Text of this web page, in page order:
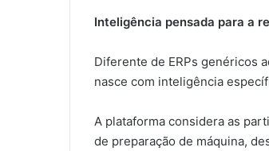
Inteligência pensada para a
Diferente de ERPs genéricos
nasce com inteligência
A plataforma considera as
de preparação de máquina,